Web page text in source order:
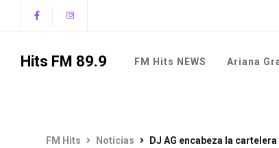
Hits FM 89.9 FM Hits NEWS Ariana
FM Hits Noticias DJ AG encabeza la cartelera